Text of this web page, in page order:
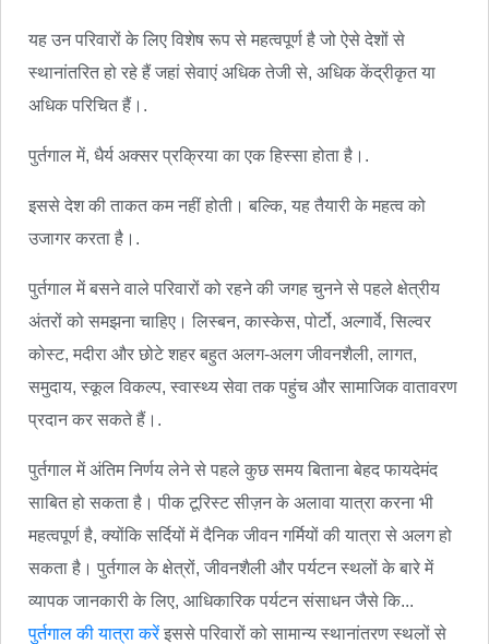
यह उन परिवारों के लिए विशेष रूप से महत्वपूर्ण है जो ऐसे देशों से
स्थानांतरित हो रहे हैं जहां सेवाएं अधिक तेजी से, अधिक केंद्रीकृत या
अधिक परिचित हैं।.
पुर्तगाल में, धैर्य अक्सर प्रक्रिया का एक हिस्सा होता है।.
इससे देश की ताकत कम नहीं होती। बल्कि, यह तैयारी के महत्व को
उजागर करता है।.
पुर्तगाल में बसने वाले परिवारों को रहने की जगह चुनने से पहले क्षेत्रीय
अंतरों को समझना चाहिए। लिस्बन, कास्केस, पोर्टो, अल्गार्वे, सिल्वर
कोस्ट, मदीरा और छोटे शहर बहुत अलग-अलग जीवनशैली, लागत,
समुदाय, स्कूल विकल्प, स्वास्थ्य सेवा तक पहुंच और सामाजिक वातावरण
प्रदान कर सकते हैं।.
पुर्तगाल में अंतिम निर्णय लेने से पहले कुछ समय बिताना बेहद फायदेमंद
साबित हो सकता है। पीक टूरिस्ट सीज़न के अलावा यात्रा करना भी
महत्वपूर्ण है, क्योंकि सर्दियों में दैनिक जीवन गर्मियों की यात्रा से अलग हो
सकता है। पुर्तगाल के क्षेत्रों, जीवनशैली और पर्यटन स्थलों के बारे में
व्यापक जानकारी के लिए, आधिकारिक पर्यटन संसाधन जैसे कि...
पुर्तगाल की यात्रा करेंइससे परिवारों को सामान्य स्थानांतरण स्थलों से